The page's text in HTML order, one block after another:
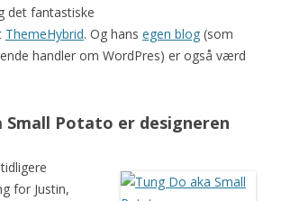
det fantastiske
ThemeHybrid. Og hans egen blog (som
handler om WordPres) er også værd
Small Potato er designeren
for Justin,